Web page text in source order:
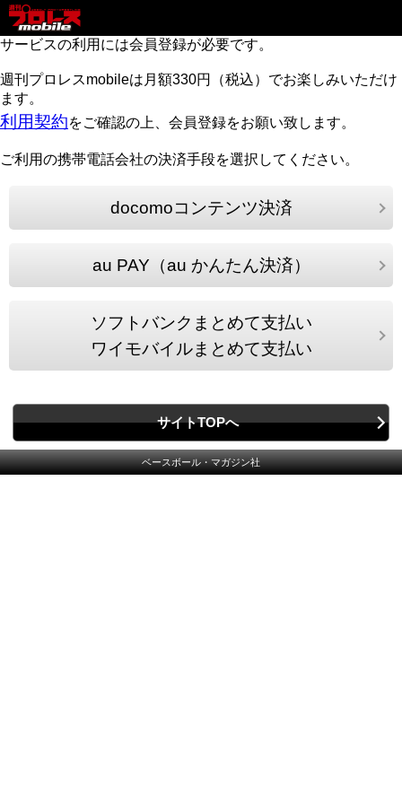
サービスの利用には会員登録が必要です。
週刊プロレスmobileは月額330円（税込）でお楽しみいただけ
ます。
利用契約をご確認の上、会員登録をお願い致します。
ご利用の携帯電話会社の決済手段を選択してください。
docomoコンテンツ決済
au PAY（au かんたん決済）
ソフトバンクまとめて支払い
ワイモバイルまとめて支払い
サイトTOPへ
ベースボール・マガジン社